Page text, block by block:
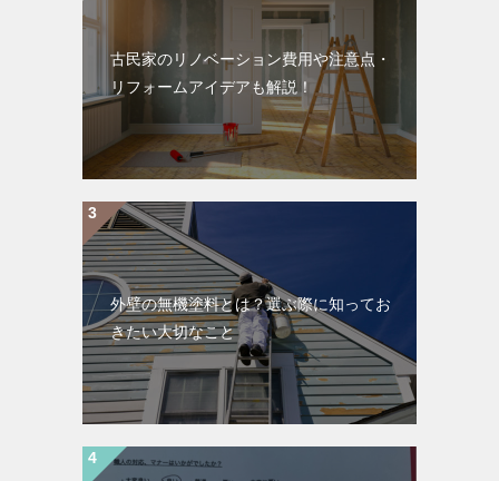
古民家のリノベーション費用や注意点・
リフォームアイデアも解説！
外壁の無機塗料とは？選ぶ際に知ってお
きたい大切なこと